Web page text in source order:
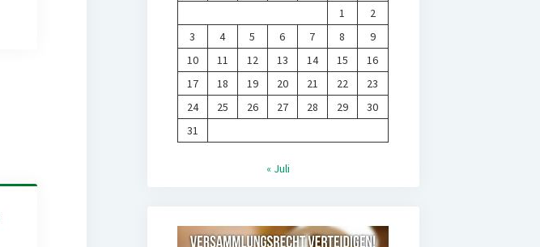
1
2
3
4 5 6 7 8
9
10
11 12 13 14 15
16
17
18 19 20 21 22
23
24
25 26 27 28 29
30
31
« Juli